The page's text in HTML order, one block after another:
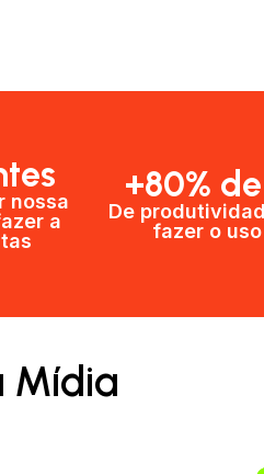
nossa
a
+80%
De
fazer o
Mídia